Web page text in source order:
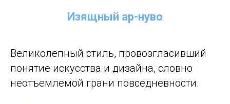
Изящный ар-нуво
Великолепный стиль, провозгласивший
понятие искусства и дизайна, словно
неотъемлемой грани повседневности.